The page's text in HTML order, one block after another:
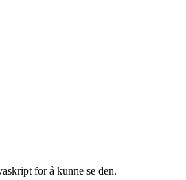
for å kunne se den.